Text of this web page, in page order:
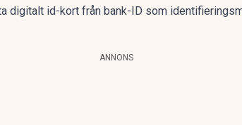
digitalt id-kort från bank-ID som
ANNONS